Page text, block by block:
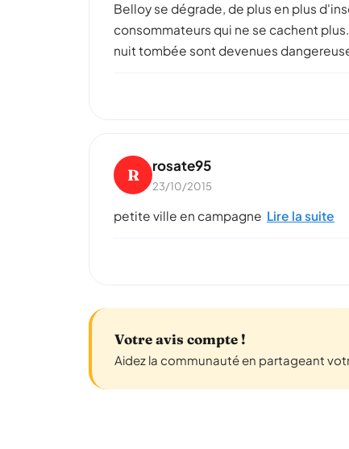
Belloy se dégrade, de plus en plus
consommateurs qui ne se cachent
nuit tombée sont devenues
R rosate95
23/10/2015
petite ville en campagne Lire la suite
Votre avis compte !
Aidez la communauté en partageant